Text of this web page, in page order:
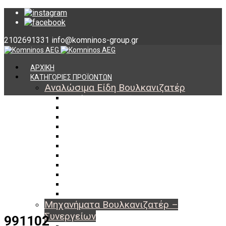
2102691331 info@komninos-group.gr
ΑΡΧΙΚΗ
ΚΑΤΗΓΟΡΙΕΣ ΠΡΟΪΟΝΤΩΝ
Αναλώσιμα Είδη Βουλκανιζατέρ
Μηχανήματα Βουλκανιζατέρ –
Συνεργείων
991102